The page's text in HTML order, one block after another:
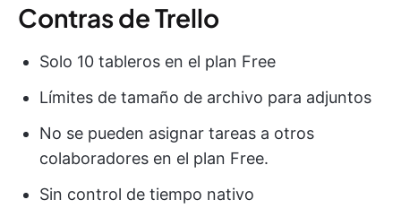
Contras de Trello
Solo 10 tableros en el plan Free
Límites de tamaño de archivo para adjuntos
No se pueden asignar tareas a otros
colaboradores en el plan Free.
Sin control de tiempo nativo